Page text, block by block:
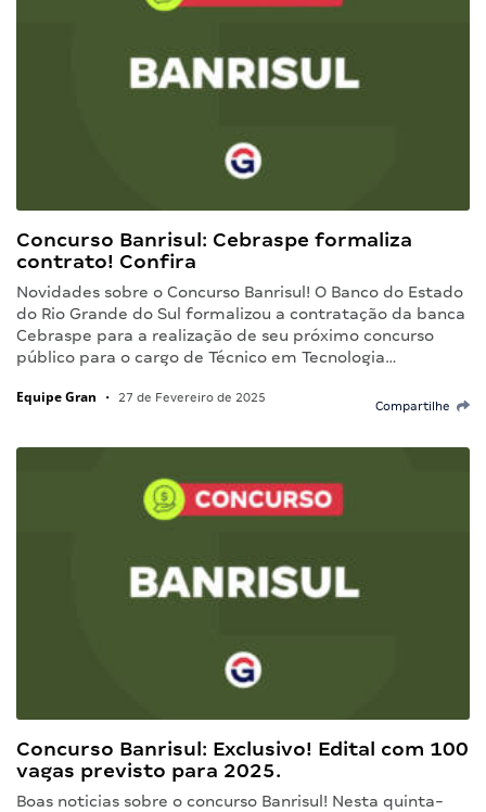
Concurso Banrisul: Cebraspe formaliza
contrato! Confira
Novidades sobre o Concurso Banrisul! O Banco do Estado
do Rio Grande do Sul formalizou a contratação da banca
Cebraspe para a realização de seu próximo concurso
público para o cargo de Técnico em Tecnologia…
Equipe Gran • 27 de Fevereiro de 2025
Compartilhe
Concurso Banrisul: Exclusivo! Edital com 100
vagas previsto para 2025.
Boas noticias sobre o concurso Banrisul! Nesta quinta-